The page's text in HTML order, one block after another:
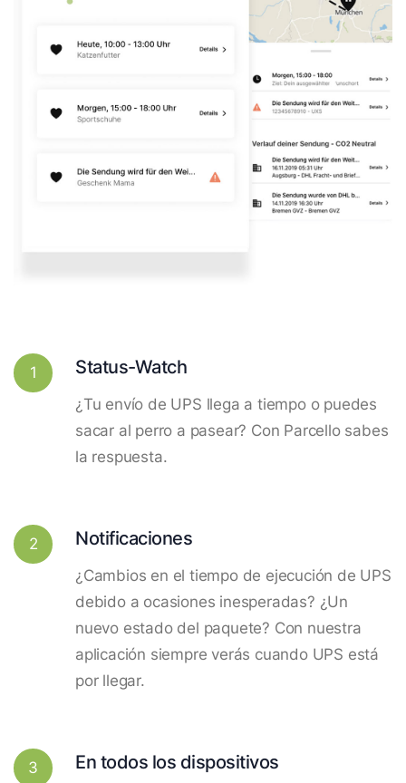
1 Status-Watch
¿Tu envío de UPS llega a tiempo o puedes
sacar al perro a pasear? Con Parcello sabes
la respuesta.
2 Notificaciones
¿Cambios en el tiempo de ejecución de UPS
debido a ocasiones inesperadas? ¿Un
nuevo estado del paquete? Con nuestra
aplicación siempre verás cuando UPS está
por llegar.
3 En todos los dispositivos